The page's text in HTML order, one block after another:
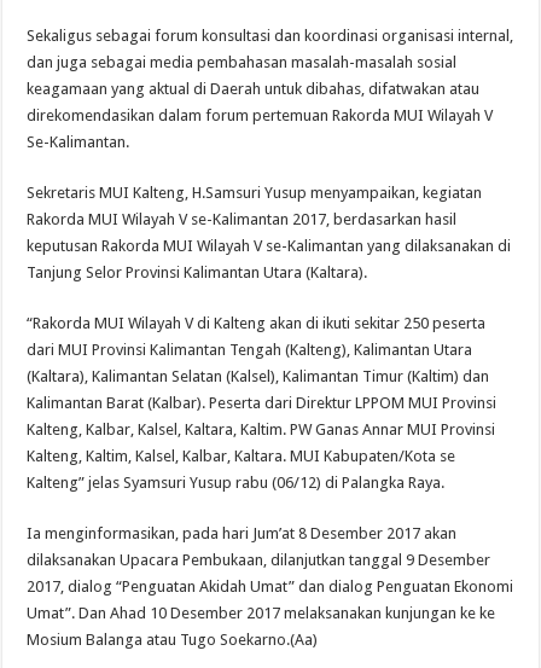
Sekaligus sebagai forum konsultasi dan koordinasi organisasi internal,
dan juga sebagai media pembahasan masalah-masalah sosial
keagamaan yang aktual di Daerah untuk dibahas, difatwakan atau
direkomendasikan dalam forum pertemuan Rakorda MUI Wilayah V
Se-Kalimantan.
Sekretaris MUI Kalteng, H.Samsuri Yusup menyampaikan, kegiatan
Rakorda MUI Wilayah V se-Kalimantan 2017, berdasarkan hasil
keputusan Rakorda MUI Wilayah V se-Kalimantan yang dilaksanakan di
Tanjung Selor Provinsi Kalimantan Utara (Kaltara).
“Rakorda MUI Wilayah V di Kalteng akan di ikuti sekitar 250 peserta
dari MUI Provinsi Kalimantan Tengah (Kalteng), Kalimantan Utara
(Kaltara), Kalimantan Selatan (Kalsel), Kalimantan Timur (Kaltim) dan
Kalimantan Barat (Kalbar). Peserta dari Direktur LPPOM MUI Provinsi
Kalteng, Kalbar, Kalsel, Kaltara, Kaltim. PW Ganas Annar MUI Provinsi
Kalteng, Kaltim, Kalsel, Kalbar, Kaltara. MUI Kabupaten/Kota se
Kalteng” jelas Syamsuri Yusup rabu (06/12) di Palangka Raya.
Ia menginformasikan, pada hari Jum’at 8 Desember 2017 akan
dilaksanakan Upacara Pembukaan, dilanjutkan tanggal 9 Desember
2017, dialog “Penguatan Akidah Umat” dan dialog Penguatan Ekonomi
Umat”. Dan Ahad 10 Desember 2017 melaksanakan kunjungan ke ke
Mosium Balanga atau Tugo Soekarno.(Aa)